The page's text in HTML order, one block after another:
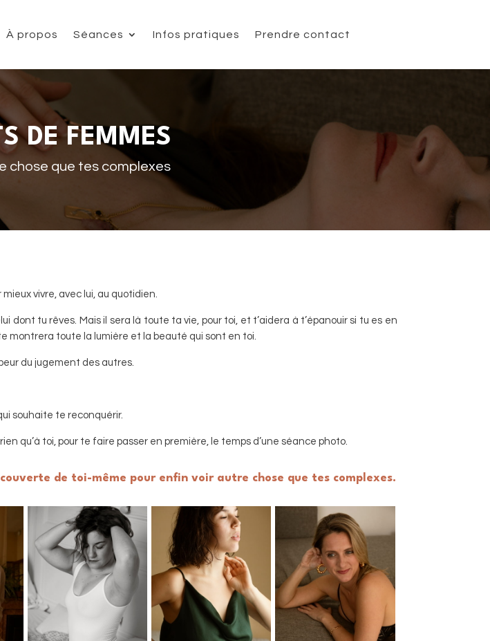
À propos Séances Infos pratiques Prendre contact
DE FEMMES
chose que tes complexes
vivre, avec lui, au quotidien.
dont tu rêves. Mais il sera là toute ta vie, pour toi, et t’aidera à t’épanouir si tu es en
montrera toute la lumière et la beauté qui sont en toi.
du jugement des autres.
souhaite te reconquérir.
qu’à toi, pour te faire passer en première, le temps d’une séance photo.
de toi-même pour enfin voir autre chose que tes complexes.